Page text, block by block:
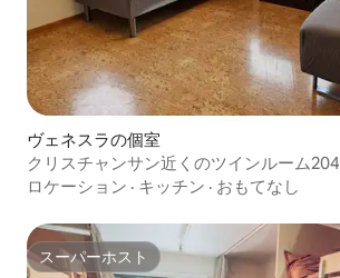
ヴェネスラの個室
クリスチャンサン近くのツインルーム204
ロケーション · キッチン · おもてなし
スーパーホスト
スーパーホスト